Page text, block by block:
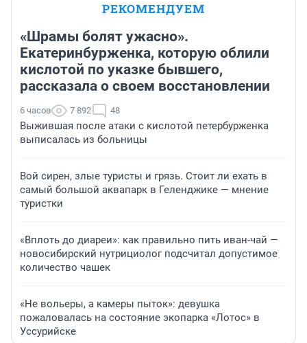
РЕКОМЕНДУЕМ
«Шрамы болят ужасно».
Екатеринбурженка, которую облили
кислотой по указке бывшего,
рассказала о своем восстановлении
6 часов 7 892 48
Выжившая после атаки с кислотой петербурженка
выписалась из больницы
Вой сирен, злые туристы и грязь. Стоит ли ехать в
самый большой аквапарк в Геленджике — мнение
туристки
«Вплоть до диареи»: как правильно пить иван-чай —
новосибирский нутрициолог подсчитал допустимое
количество чашек
«Не вольеры, а камеры пыток»: девушка
пожаловалась на состояние экопарка «Лотос» в
Уссурийске